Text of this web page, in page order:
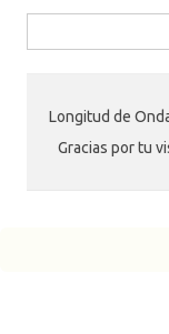
Longitud de
Gracias por tu